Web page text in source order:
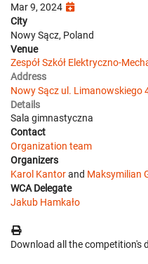
Mar 9, 2024
City
Nowy Sącz, Poland
Venue
Zespół Szkół Elektryczno-
Address
Nowy Sącz ul. Limanowskiego
Details
Sala gimnastyczna
Contact
Organization team
Organizers
Karol Kantorand Maksymilian
WCA Delegate
Jakub Hamkało
Download all the competition's